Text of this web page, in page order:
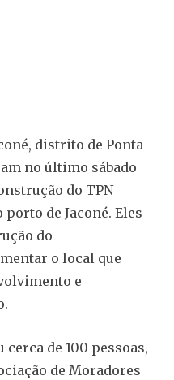
distrito de Ponta
no último sábado
do TPN
de Jaconé. Eles
do
o local que
e
de 100 pessoas,
de Moradores